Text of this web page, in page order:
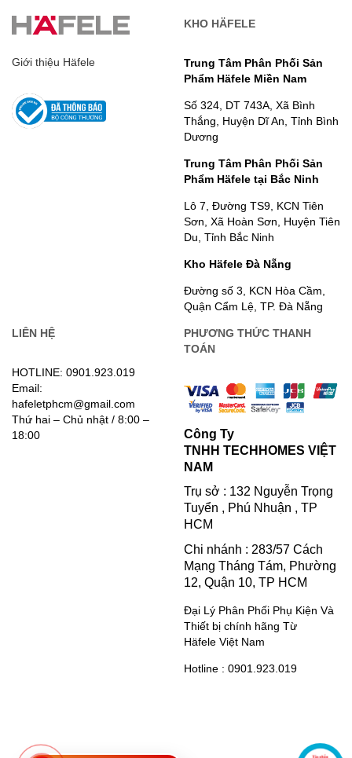
Giới thiệu Häfele
KHO HÄFELE
Trung Tâm Phân Phối Sản
Phẩm Häfele Miền Nam
Số 324, DT 743A, Xã Bình
Thắng, Huyện Dĩ An, Tỉnh Bình
Dương
Trung Tâm Phân Phối Sản
Phẩm Häfele tại Bắc Ninh
Lô 7, Đường TS9, KCN Tiên
Sơn, Xã Hoàn Sơn, Huyện Tiên
Du, Tỉnh Bắc Ninh
Kho Häfele Đà Nẵng
Đường số 3, KCN Hòa Cầm,
Quận Cẩm Lệ, TP. Đà Nẵng
LIÊN HỆ
HOTLINE: 0901.923.019
Email:
hafeletphcm@gmail.com
Thứ hai – Chủ nhật / 8:00 –
18:00
PHƯƠNG THỨC THANH
TOÁN
Công Ty
TNHH TECHHOMES VIỆT
NAM
Trụ sở : 132 Nguyễn Trọng
Tuyển , Phú Nhuận , TP
HCM
Chi nhánh : 283/57 Cách
Mạng Tháng Tám, Phường
12, Quận 10, TP HCM
Đại Lý Phân Phối Phụ Kiện Và
Thiết bị chính hãng Từ
Häfele Việt Nam
Hotline : 0901.923.019